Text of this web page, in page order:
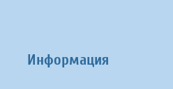
Информация